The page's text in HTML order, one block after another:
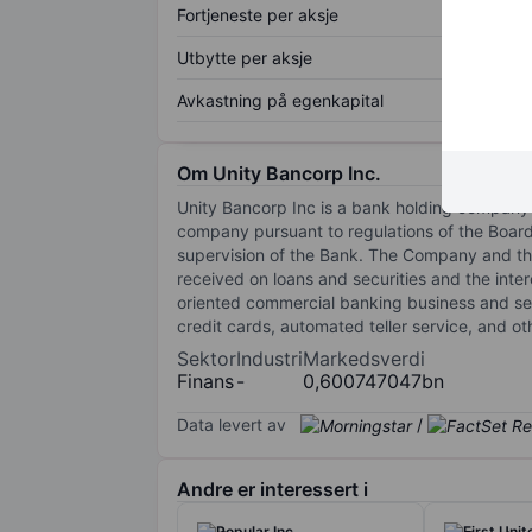
Fortjeneste per aksje
Utbytte per aksje
Avkastning på egenkapital
Om Unity Bancorp Inc.
Unity Bancorp Inc is a bank holding
company pursuant to regulations of the
supervision of the Bank. The Company and
received on loans and securities and the
oriented commercial banking business and
credit cards, automated teller service, and
Sektor
Finans
Industri
-
Markedsverdi
0,600747047bn
Data levert av /
Andre er interessert i